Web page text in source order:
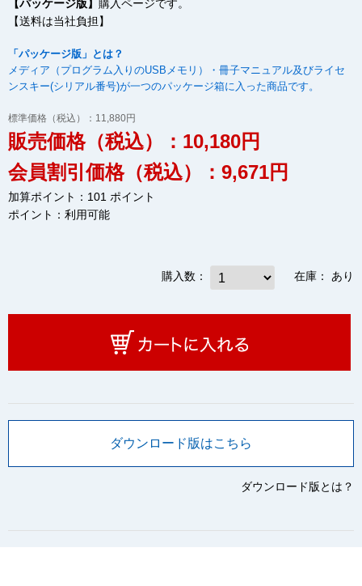
【パッケージ版】 購入ページです。
【送料は当社負担】
「パッケージ版」とは？
メディア（プログラム入りのUSBメモリ）・冊子マニュアル及びライセ
ンスキー(シリアル番号)が一つのパッケージ箱に入った商品です。
標準価格（税込）：11,880円
販売価格（税込）：10,180円
会員割引価格（税込）：9,671円
加算ポイント：101 ポイント
ポイント： 利用可能
購入数： 在庫： あり
ダウンロード版はこちら
ダウンロード版とは？